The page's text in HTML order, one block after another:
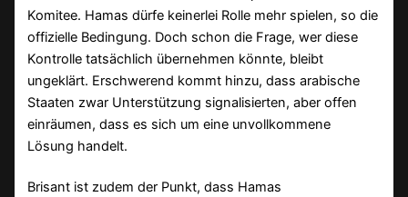
Komitee. Hamas dürfe keinerlei Rolle mehr spielen, so die
offizielle Bedingung. Doch schon die Frage, wer diese
Kontrolle tatsächlich übernehmen könnte, bleibt
ungeklärt. Erschwerend kommt hinzu, dass arabische
Staaten zwar Unterstützung signalisierten, aber offen
einräumen, dass es sich um eine unvollkommene
Lösung handelt.
Brisant ist zudem der Punkt, dass Hamas